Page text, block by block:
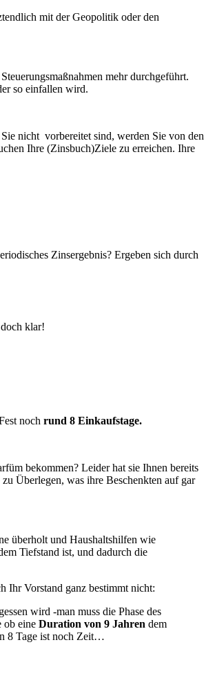
mit der Geopolitik oder den
mehr durchgeführt.
so einfallen wird.
nicht vorbereitet sind, werden Sie von den
Ihre (Zinsbuch)Ziele zu erreichen. Ihre
Zinsergebnis? Ergeben sich durch
klar!
noch rund 8 Einkaufstage.
bekommen? Leider hat sie Ihnen bereits
Überlegen, was ihre Beschenkten auf gar
überholt und Haushaltshilfen wie
Tiefstand ist, und dadurch die
Ihr Vorstand ganz bestimmt nicht:
wird -man muss die Phase des
ob eine Duration von 9 Jahren dem
8 Tage ist noch Zeit…